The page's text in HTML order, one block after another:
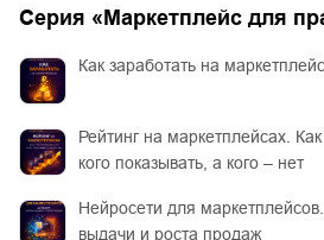
Серия « Маркетплейс для
Как заработать на
Рейтинг на маркетплейсах.
кого показывать, а кого – нет
Нейросети для
выдачи и роста продаж